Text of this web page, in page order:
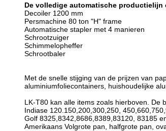
De volledige automatische productielijn
Decoiler 1200 mm
Persmachine 80 ton "H" frame
Automatische stapler met 4 manieren
Schrootzuiger
Schimmelopheffer
Schrootbaler
Met de snelle stijging van de prijzen van
aluminiumfoliecontainers, huishoudelijke
LK-T80 kan alle items zoals hierboven. De
Indiase 120.150,200,300,250,
Golf 8325,8342,8686,8389,83120, 83185
Amerikaans Volgrote pan, halfgrote pan,